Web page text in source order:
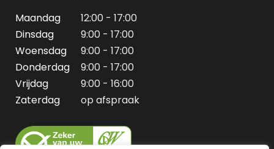
Maandag
12:00 - 17:00
Dinsdag
9:00 - 17:00
Woensdag
9:00 - 17:00
Donderdag
9:00 - 17:00
Vrijdag
9:00 - 16:00
Zaterdag
op afspraak